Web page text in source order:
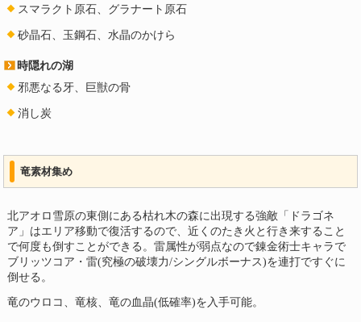
スマラクト原石、グラナート原石
砂晶石、玉鋼石、水晶のかけら
時隠れの湖
邪悪なる牙、巨獣の骨
消し炭
竜素材集め
北アオロ雪原の東側にある枯れ木の森に出現する強敵「ドラゴネ
ア」はエリア移動で復活するので、近くのたき火と行き来すること
で何度も倒すことができる。雷属性が弱点なので錬金術士キャラで
ブリッツコア・雷(究極の破壊力/シングルボーナス)を連打ですぐに
倒せる。
竜のウロコ、竜核、竜の血晶(低確率)を入手可能。